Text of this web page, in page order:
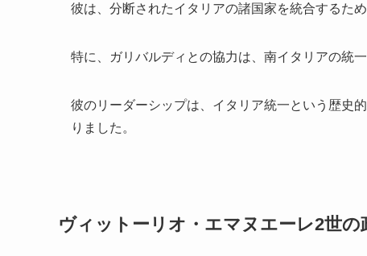
彼は、分断されたイタリアの諸国家を統合するた
特に、ガリバルディとの協力は、南イタリアの統
彼のリーダーシップは、イタリア統一という歴史
りました。
ヴィットーリオ・エマヌエーレ2世の